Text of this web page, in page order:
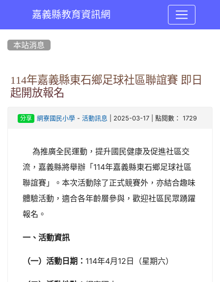
嘉義縣教育資訊網
本站消息
114年嘉義縣東石鄉足球社區聯誼賽 即日
起開放報名
分享 網寮國民小學- 活動訊息 | 2025-03-17 | 點閱數： 1729
為推廣全民運動，提升國民健康及促進社區交
流，嘉義縣將舉辦「114年嘉義縣東石鄉足球社區
聯誼賽」。本次活動除了正式競賽外，亦結合趣味
體驗活動，適合各年齡層參與，歡迎社區民眾踴躍
報名。
一、活動資訊
（一）活動日期： 114年4月12日（星期六）